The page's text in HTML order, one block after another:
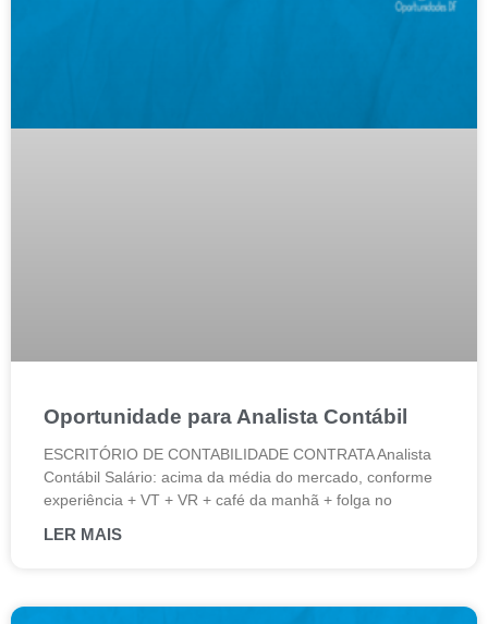
Oportunidade para Analista Contábil
ESCRITÓRIO DE CONTABILIDADE CONTRATA Analista
Contábil Salário: acima da média do mercado, conforme
experiência + VT + VR + café da manhã + folga no
LER MAIS